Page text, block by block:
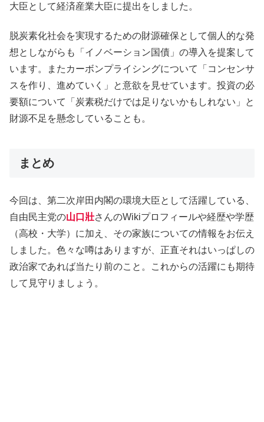
大臣として経済産業大臣に提出をしました。
脱炭素化社会を実現するための財源確保として個人的な発
想としながらも「イノベーション国債」の導入を提案して
います。またカーボンプライシングについて「コンセンサ
スを作り、進めていく」と意欲を見せています。投資の必
要額について「炭素税だけでは足りないかもしれない」と
財源不足を懸念していることも。
まとめ
今回は、第二次岸田内閣の環境大臣として活躍している、
自由民主党の山口壯さんのWikiプロフィールや経歴や学歴
（高校・大学）に加え、その家族についての情報をお伝え
しました。色々な噂はありますが、正直それはいっぱしの
政治家であれば当たり前のこと。これからの活躍にも期待
して見守りましょう。